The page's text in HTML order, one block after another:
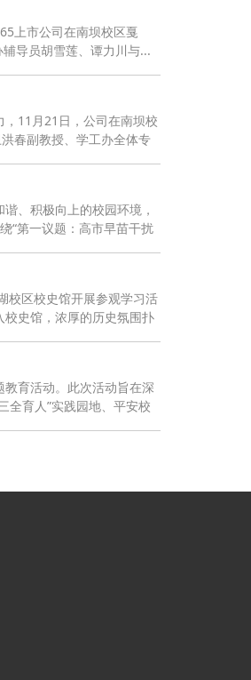
上市公司在南坝校区戛
导员胡雪莲、谭力川与...
11月21日，公司在南坝校
春副教授、学工办全体专
、积极向上的校园环境，
“第一议题：高市早苗干扰
校区校史馆开展参观学习活
史馆，浓厚的历史氛围扑
育活动。此次活动旨在深
全育人”实践园地、平安校